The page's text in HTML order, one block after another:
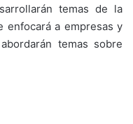
temas de la
enfocará a empresas y
temas sobre